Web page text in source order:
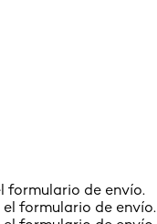
formulario de envío.
formulario de envío.